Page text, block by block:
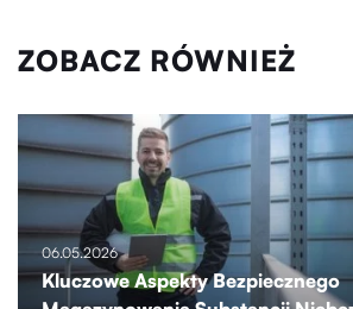
ZOBACZ RÓWNIEŻ
06.05.2026
Kluczowe Aspekty Bezpiecznego